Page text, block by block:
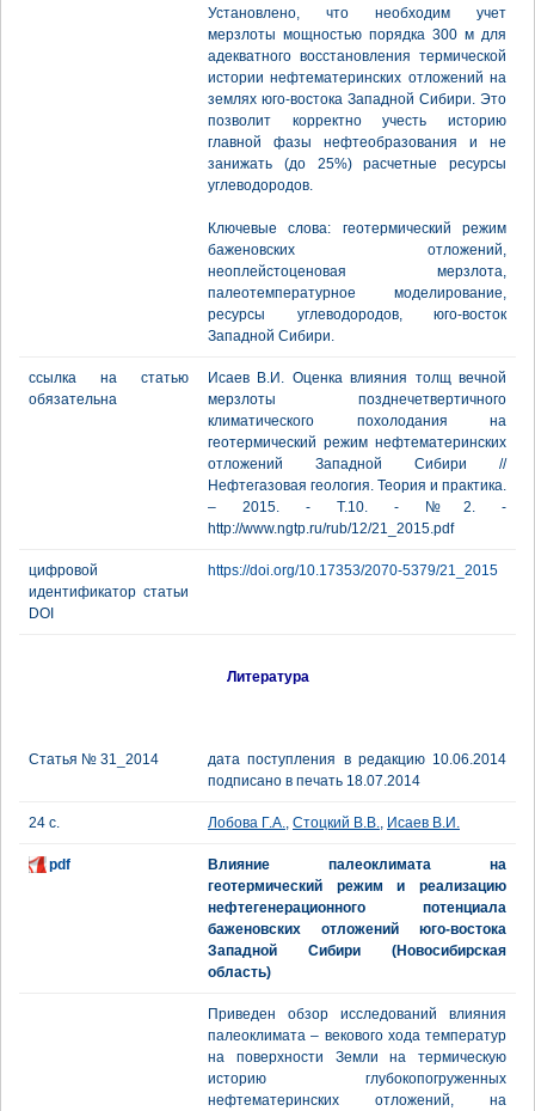
Установлено, что необходим учет
мерзлоты мощностью порядка 300 м для
адекватного восстановления термической
истории нефтематеринских отложений на
землях юго-востока Западной Сибири. Это
позволит корректно учесть историю
главной фазы нефтеобразования и не
занижать (до 25%) расчетные ресурсы
углеводородов.
Ключевые слова: геотермический режим
баженовских отложений,
неоплейстоценовая мерзлота,
палеотемпературное моделирование,
ресурсы углеводородов, юго-восток
Западной Сибири.
ссылка на статью
обязательна
Исаев В.И. Оценка влияния толщ вечной
мерзлоты позднечетвертичного
климатического похолодания на
геотермический режим нефтематеринских
отложений Западной Сибири //
Нефтегазовая геология. Теория и практика.
– 2015. - Т.10. - №2. -
http://www.ngtp.ru/rub/12/21_2015.pdf
цифровой
идентификатор статьи
DOI
https://doi.org/10.17353/2070-5379/21_2015
Литература
Статья № 31_2014
дата поступления в редакцию 10.06.2014
подписано в печать 18.07.2014
24 с. Лобова Г.А., Стоцкий В.В., Исаев В.И.
pdf
Влияние палеоклимата на
геотермический режим и реализацию
нефтегенерационного потенциала
баженовских отложений юго-востока
Западной Сибири (Новосибирская
область)
Приведен обзор исследований влияния
палеоклимата – векового хода температур
на поверхности Земли на термическую
историю глубокопогруженных
нефтематеринских отложений, на